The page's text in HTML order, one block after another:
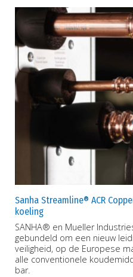
Sanha Streamline® ACR
koeling
SANHA® en Mueller
gebundeld om een nieuw
veiligheid, op de Europese
alle conventionele
bar.